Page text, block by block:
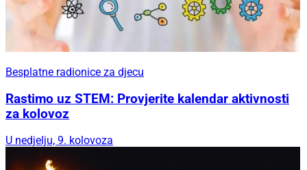
Besplatne radionice za djecu
Rastimo uz STEM: Provjerite kalendar aktivnosti
za kolovoz
U nedjelju, 9. kolovoza